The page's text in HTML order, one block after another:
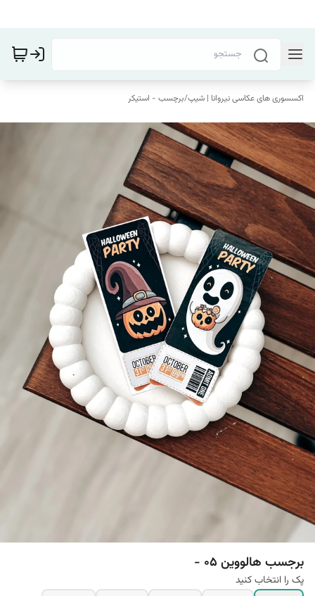
اکسسوری های عکاسی نیروانا | شیپ/برچسب - استیکر
برجسب هالووین 05 -
پک را انتخاب کنید